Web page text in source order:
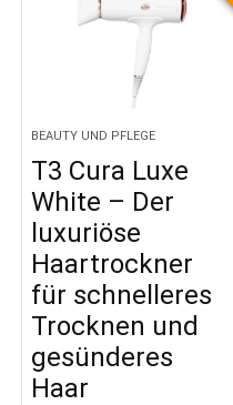
BEAUTY UND PFLEGE
T3 Cura Luxe
White – Der
luxuriöse
Haartrockner
für schnelleres
Trocknen und
gesünderes
Haar